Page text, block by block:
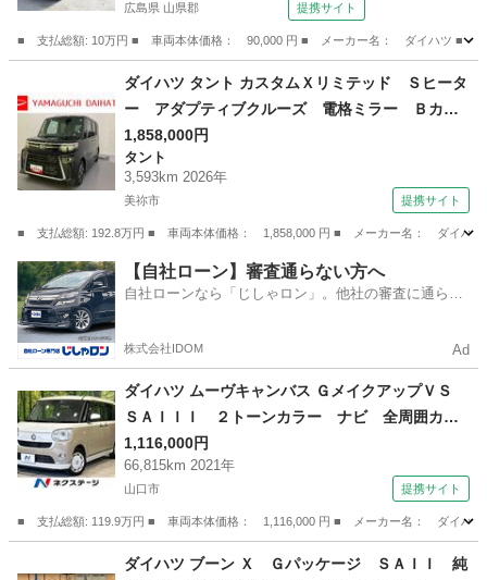
広島県 山県郡 提携サイト
■ 支払総額: 10万円 ■ 車両本体価格： 90,000 円 ■ メーカー名： ダイハツ
ムーヴ
ダイハツ タント カスタムＸリミテッド Ｓヒータ
ー アダプティブクルーズ 電格ミラー Ｂカメ
ラ 両側電動パワースライドドア エアバック
オートＬＥＤ 衝突回避支援システム アイドリ
ングＳ ＥＴＣ車載器 アルミホイール キーフ
1,858,000円
タント
3,593km 2026年
美祢市 提携サイト
■ 支払総額: 192.8万円 ■ 車両本体価格： 1,858,000 円 ■ メーカー名： ダイ
山口 美祢市 タント
【自社ローン】審査通らない方へ
自社ローンなら「じしゃロン」。他社の審査に通らな
株式会社IDOM Ad
ダイハツ ムーヴキャンバス ＧメイクアップＶＳ
ＳＡＩＩＩ ２トーンカラー ナビ 全周囲カメ
ラ 両側パワスラ シートヒーター スマートア
シスト ＬＥＤヘッドライト ドラレコ ＥＴ
Ｃ Ｂｌｕｅｔｏｏｔｈ アイドリングストッ
プ 禁煙車 ワンオーナー （検10.3）
1,116,000円
66,815km 2021年
山口市 提携サイト
■ 支払総額: 119.9万円 ■ 車両本体価格： 1,116,000 円 ■ メーカー名： ダイ
ダイハツ
ダイハツ ブーン Ｘ Ｇパッケージ ＳＡＩＩ 純